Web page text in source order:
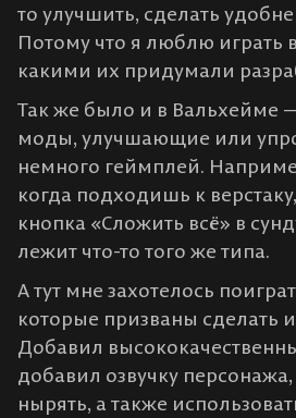
то улучшить, сделать
Потому что я люблю играть
какими их придумали
Так же было и в Вальхейме
моды, улучшающие или
немного геймплей.
когда подходишь к
кнопка «Сложить всё» в
лежит что-то того же типа.
А тут мне захотелось
которые призваны сделать
Добавил
добавил озвучку
нырять, а также